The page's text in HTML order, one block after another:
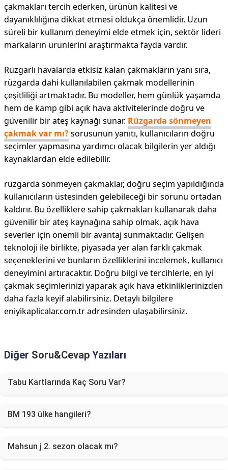
çakmakları tercih ederken, ürünün kalitesi ve
dayanıklılığına dikkat etmesi oldukça önemlidir. Uzun
süreli bir kullanım deneyimi elde etmek için, sektör lideri
markaların ürünlerini araştırmakta fayda vardır.
Rüzgarlı havalarda etkisiz kalan çakmakların yanı sıra,
rüzgarda dahi kullanılabilen çakmak modellerinin
çeşitliliği artmaktadır. Bu modeller, hem günlük yaşamda
hem de kamp gibi açık hava aktivitelerinde doğru ve
güvenilir bir ateş kaynağı sunar. Rüzgarda sönmeyen
çakmak var mı?sorusunun yanıtı, kullanıcıların doğru
seçimler yapmasına yardımcı olacak bilgilerin yer aldığı
kaynaklardan elde edilebilir.
rüzgarda sönmeyen çakmaklar, doğru seçim yapıldığında
kullanıcıların üstesinden gelebileceği bir sorunu ortadan
kaldırır. Bu özelliklere sahip çakmakları kullanarak daha
güvenilir bir ateş kaynağına sahip olmak, açık hava
severler için önemli bir avantaj sunmaktadır. Gelişen
teknoloji ile birlikte, piyasada yer alan farklı çakmak
seçeneklerini ve bunların özelliklerini incelemek, kullanıcı
deneyimini artıracaktır. Doğru bilgi ve tercihlerle, en iyi
çakmak seçimlerinizi yaparak açık hava etkinliklerinizden
daha fazla keyif alabilirsiniz. Detaylı bilgilere
eniyikaplicalar.com.tr adresinden ulaşabilirsiniz.
Diğer Soru&Cevap Yazıları
Tabu Kartlarında Kaç Soru Var?
BM 193 ülke hangileri?
Mahsun j 2. sezon olacak mı?